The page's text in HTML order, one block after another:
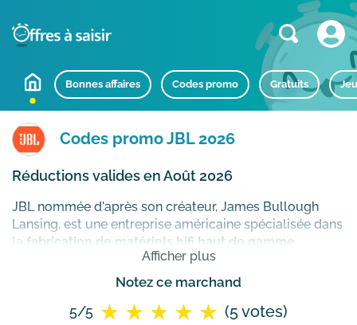
Bonnes affaires Codes promo Gratuits
Codes promo JBL 2026
Réductions valides en Août 2026
JBL nommée d'après son créateur, James Bullough
Lansing, est une entreprise américaine spécialisée dans
la fabrication de matériels hifi haut de gamme
Reconnu dans le monde entier, la marque vous
propose un très large choix d'articles hifi allant des
barres de son.
Afficher plus
Notez ce marchand
5/5 (5 votes)